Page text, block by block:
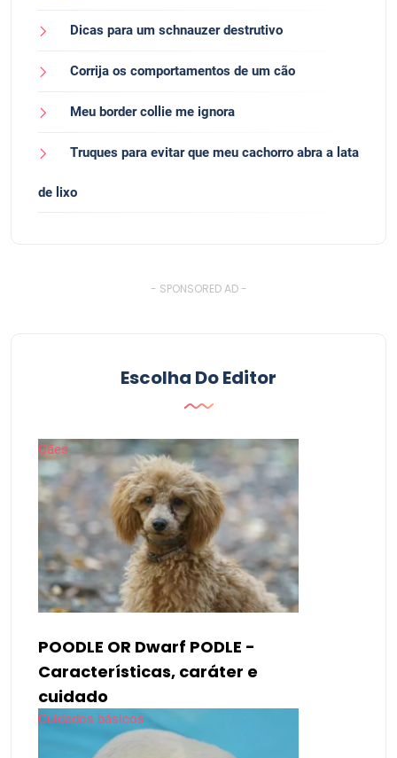
Dicas para um schnauzer destrutivo
Corrija os comportamentos de um cão
Meu border collie me ignora
Truques para evitar que meu cachorro abra a lata
de lixo
- SPONSORED AD -
Escolha Do Editor
Cães
POODLE OR Dwarf PODLE -
Características, caráter e
cuidado
Cuidados básicos